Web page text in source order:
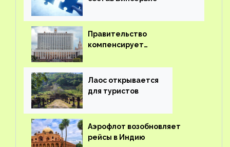
Правительство
компенсирует
вывоз россиян из-за рубежа
Лаос открывается
для туристов
Аэрофлот возобновляет
рейсы в Индию